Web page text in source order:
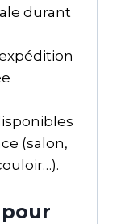
durant
(salon,